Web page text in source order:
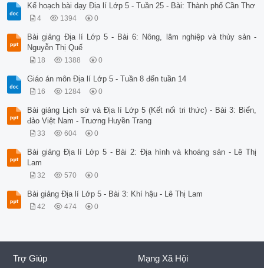
Kế hoạch bài dạy Địa lí Lớp 5 - Tuần 25 - Bài: Thành phố Cần Thơ
4 1394 0
Bài giảng Địa lí Lớp 5 - Bài 6: Nông, lâm nghiệp và thủy sản -
Nguyễn Thị Quế
18 1388 0
Giáo án môn Địa lí Lớp 5 - Tuần 8 đến tuần 14
16 1284 0
Bài giảng Lịch sử và Địa lí Lớp 5 (Kết nối tri thức) - Bài 3: Biển,
đảo Việt Nam - Truơng Huyền Trang
33 604 0
Bài giảng Địa lí Lớp 5 - Bài 2: Địa hình và khoáng sản - Lê Thị
Lam
32 570 0
Bài giảng Địa lí Lớp 5 - Bài 3: Khí hậu - Lê Thị Lam
42 474 0
Trợ Giúp Mạng Xã Hội